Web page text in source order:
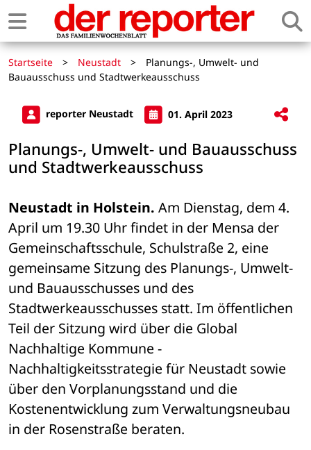
Startseite > Neustadt >
Planungs-, Umwelt- und
Bauausschuss und Stadtwerkeausschuss
reporter Neustadt 01. April 2023
Planungs-, Umwelt- und Bauausschuss
und Stadtwerkeausschuss
Neustadt in Holstein. Am Dienstag, dem 4.
April um 19.30 Uhr findet in der Mensa der
Gemeinschaftsschule, Schulstraße 2, eine
gemeinsame Sitzung des Planungs-, Umwelt-
und Bauausschusses und des
Stadtwerkeausschusses statt. Im öffentlichen
Teil der Sitzung wird über die Global
Nachhaltige Kommune -
Nachhaltigkeitsstrategie für Neustadt sowie
über den Vorplanungsstand und die
Kostenentwicklung zum Verwaltungsneubau
in der Rosenstraße beraten.